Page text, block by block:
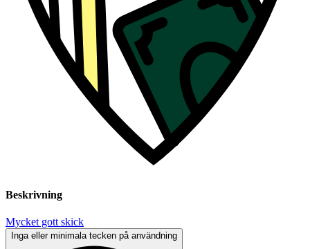
Beskrivning
Mycket gott skick
Inga eller minimala tecken på användning